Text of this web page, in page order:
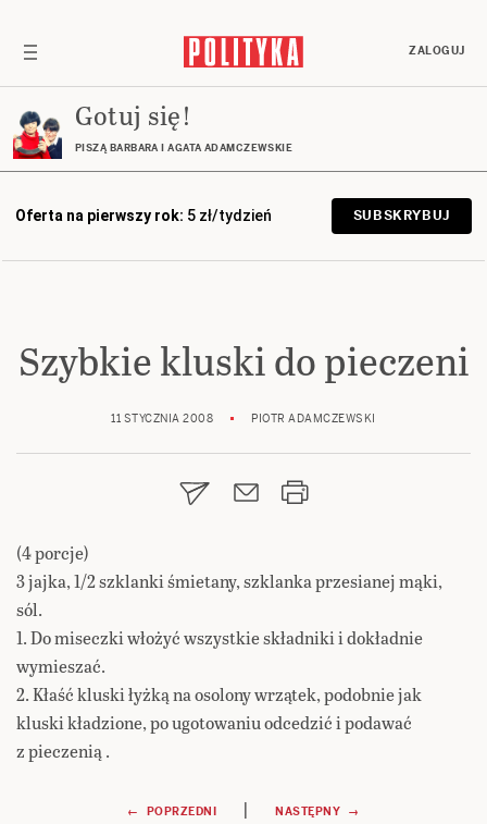
ZALOGUJ
Gotuj się!
PISZĄ BARBARA I AGATA ADAMCZEWSKIE
Oferta na pierwszy rok: 5 zł/tydzień SUBSKRYBUJ
Szybkie kluski do pieczeni
11 STYCZNIA 2008 PIOTR ADAMCZEWSKI
(4 porcje)
3 jajka, 1/2 szklanki śmietany, szklanka przesianej mąki,
sól.
1. Do miseczki włożyć wszystkie składniki i dokładnie
wymieszać.
2. Kłaść kluski łyżką na osolony wrzątek, podobnie jak
kluski kładzione, po ugotowaniu odcedzić i podawać
z pieczenią .
← POPRZEDNI | NASTĘPNY →